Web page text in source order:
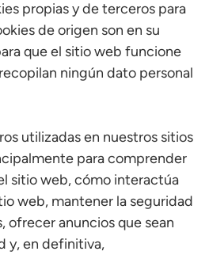
propias y de terceros para
de origen son en su
que el sitio web funcione
ningún dato personal
utilizadas en nuestros sitios
para comprender
sitio web, cómo interactúa
web, mantener la seguridad
ofrecer anuncios que sean
y, en definitiva,